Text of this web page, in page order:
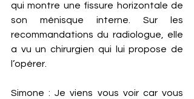
qui montre une fissure horizontale de
son ménisque interne. Sur les
recommandations du radiologue, elle
a vu un chirurgien qui lui propose de
l’opérer.
Simone : Je viens vous voir car vous